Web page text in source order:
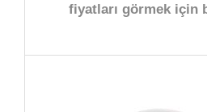
fiyatları görmek için